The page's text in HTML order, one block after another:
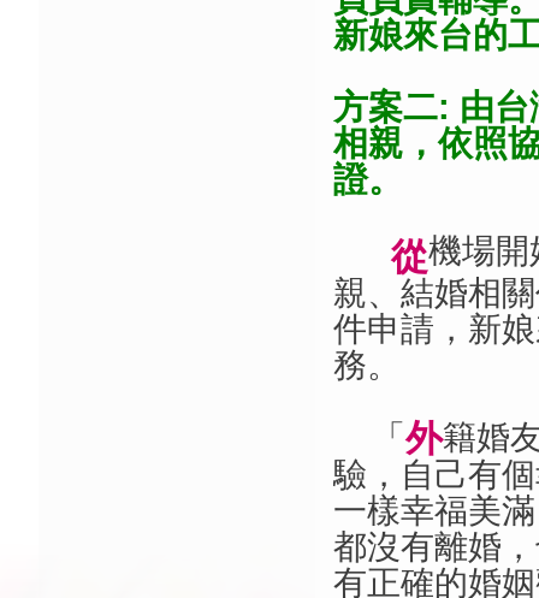
新娘來台的
方案二: 由
相親，依照
證。
從機場開
親、結婚相
件申請，新
務。
「外籍婚
驗，自己有
一樣幸福美
都沒有離婚
有正確的婚